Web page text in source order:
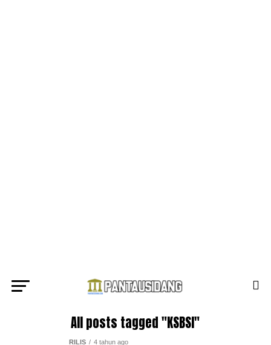
All posts tagged "KSBSI"
RILIS 4 tahun ago